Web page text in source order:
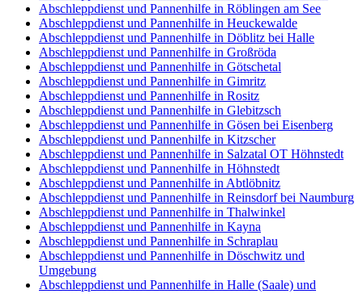
Abschleppdienst und Pannenhilfe in Röblingen am See
Abschleppdienst und Pannenhilfe in Heuckewalde
Abschleppdienst und Pannenhilfe in Döblitz bei Halle
Abschleppdienst und Pannenhilfe in Großröda
Abschleppdienst und Pannenhilfe in Götschetal
Abschleppdienst und Pannenhilfe in Gimritz
Abschleppdienst und Pannenhilfe in Rositz
Abschleppdienst und Pannenhilfe in Glebitzsch
Abschleppdienst und Pannenhilfe in Gösen bei Eisenberg
Abschleppdienst und Pannenhilfe in Kitzscher
Abschleppdienst und Pannenhilfe in Salzatal OT Höhnstedt
Abschleppdienst und Pannenhilfe in Höhnstedt
Abschleppdienst und Pannenhilfe in Abtlöbnitz
Abschleppdienst und Pannenhilfe in Reinsdorf bei Naumburg
Abschleppdienst und Pannenhilfe in Thalwinkel
Abschleppdienst und Pannenhilfe in Kayna
Abschleppdienst und Pannenhilfe in Schraplau
Abschleppdienst und Pannenhilfe in Döschwitz und
Umgebung
Abschleppdienst und Pannenhilfe in Halle (Saale) und